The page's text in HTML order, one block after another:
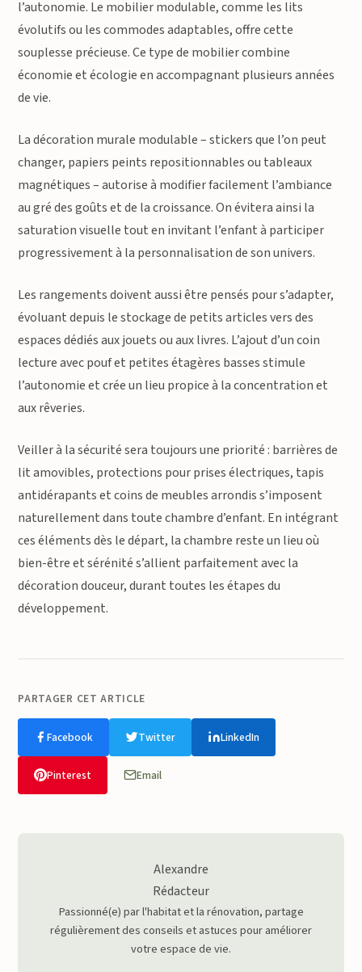
l’autonomie. Le mobilier modulable, comme les lits
évolutifs ou les commodes adaptables, offre cette
souplesse précieuse. Ce type de mobilier combine
économie et écologie en accompagnant plusieurs années
de vie.
La décoration murale modulable – stickers que l’on peut
changer, papiers peints repositionnables ou tableaux
magnétiques – autorise à modifier facilement l’ambiance
au gré des goûts et de la croissance. On évitera ainsi la
saturation visuelle tout en invitant l’enfant à participer
progressivement à la personnalisation de son univers.
Les rangements doivent aussi être pensés pour s’adapter,
évoluant depuis le stockage de petits articles vers des
espaces dédiés aux jouets ou aux livres. L’ajout d’un coin
lecture avec pouf et petites étagères basses stimule
l’autonomie et crée un lieu propice à la concentration et
aux rêveries.
Veiller à la sécurité sera toujours une priorité : barrières de
lit amovibles, protections pour prises électriques, tapis
antidérapants et coins de meubles arrondis s’imposent
naturellement dans toute chambre d’enfant. En intégrant
ces éléments dès le départ, la chambre reste un lieu où
bien-être et sérénité s’allient parfaitement avec la
décoration douceur, durant toutes les étapes du
développement.
PARTAGER CET ARTICLE
Facebook Twitter LinkedIn
Pinterest Email
Alexandre
Rédacteur
Passionné(e) par l'habitat et la rénovation, partage
régulièrement des conseils et astuces pour améliorer
votre espace de vie.